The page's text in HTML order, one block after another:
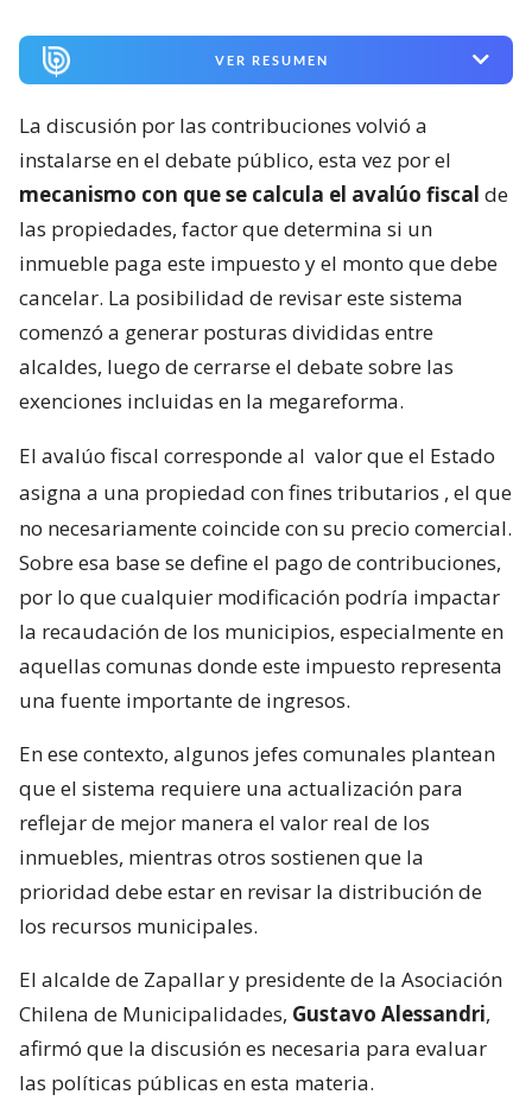
VER RESUMEN
La discusión por las contribuciones volvió a
instalarse en el debate público, esta vez por el
mecanismo con que se calcula el avalúo fiscal de
las propiedades, factor que determina si un
inmueble paga este impuesto y el monto que debe
cancelar. La posibilidad de revisar este sistema
comenzó a generar posturas divididas entre
alcaldes, luego de cerrarse el debate sobre las
exenciones incluidas en la megareforma.
El avalúo fiscal corresponde al valor que el Estado
asigna a una propiedad con fines tributarios , el que
no necesariamente coincide con su precio comercial.
Sobre esa base se define el pago de contribuciones,
por lo que cualquier modificación podría impactar
la recaudación de los municipios, especialmente en
aquellas comunas donde este impuesto representa
una fuente importante de ingresos.
En ese contexto, algunos jefes comunales plantean
que el sistema requiere una actualización para
reflejar de mejor manera el valor real de los
inmuebles, mientras otros sostienen que la
prioridad debe estar en revisar la distribución de
los recursos municipales.
El alcalde de Zapallar y presidente de la Asociación
Chilena de Municipalidades, Gustavo Alessandri,
afirmó que la discusión es necesaria para evaluar
las políticas públicas en esta materia.